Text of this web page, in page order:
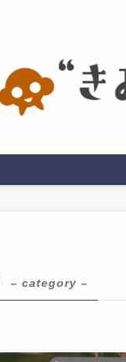
– category –